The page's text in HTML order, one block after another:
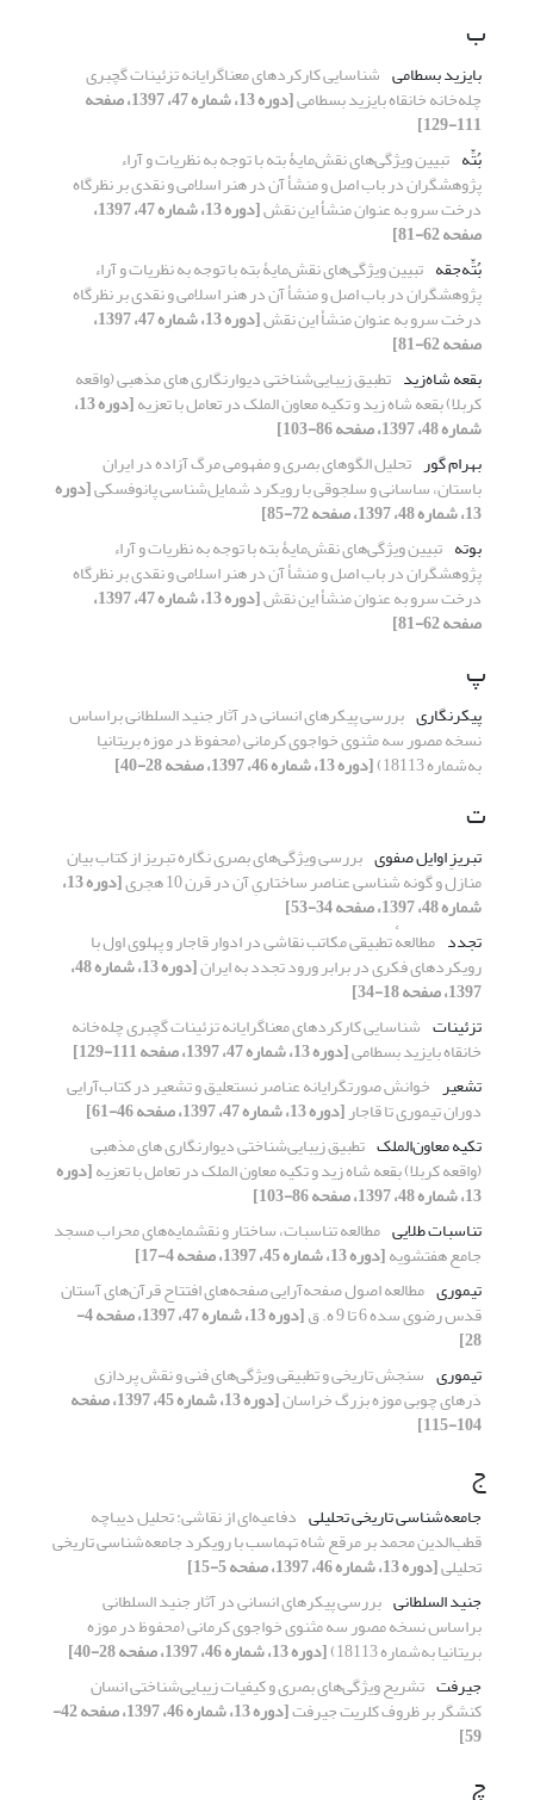
ب
بایزید بسطامی شناسایی کارکردهای معناگرایانه تزئینات گچبری
چله‌خانه خانقاه بایزید بسطامی [دوره 13، شماره 47، 1397، صفحه
111-129]
بُتِّه تبیین ویژگی‌های نقش‌مایۀ بته با توجه به نظریات و آراء
پژوهشگران در باب اصل و منشأ آن در هنر اسلامی و نقدی بر نظرگاه
درخت سرو به عنوان منشأ این نقش [دوره 13، شماره 47، 1397،
صفحه 62-81]
بُتِّه‌‌جقه تبیین ویژگی‌های نقش‌مایۀ بته با توجه به نظریات و آراء
پژوهشگران در باب اصل و منشأ آن در هنر اسلامی و نقدی بر نظرگاه
درخت سرو به عنوان منشأ این نقش [دوره 13، شماره 47، 1397،
صفحه 62-81]
بقعه شاه‌زید تطبیق زیبایی‌شناختی دیوارنگاری های مذهبی (واقعه
کربلا) بقعه شاه زید و تکیه معاون الملک در تعامل با تعزیه [دوره 13،
شماره 48، 1397، صفحه 86-103]
بهرام گور تحلیل الگوهای بصری و مفهومی مرگ آزاده در ایران
باستان، ساسانی و سلجوقی با رویکرد شمایل‌شناسی پانوفسکی[دوره
13، شماره 48، 1397، صفحه 72-85]
بوته تبیین ویژگی‌های نقش‌مایۀ بته با توجه به نظریات و آراء
پژوهشگران در باب اصل و منشأ آن در هنر اسلامی و نقدی بر نظرگاه
درخت سرو به عنوان منشأ این نقش [دوره 13، شماره 47، 1397،
صفحه 62-81]
پ
پیکرنگاری بررسی پیکرهای انسانی در آثار جنید السلطانی براساس
نسخه مصور سه مثنوی خواجوی کرمانی (محفوظ در موزه بریتانیا
به‌شماره 18113) [دوره 13، شماره 46، 1397، صفحه 28-40]
ت
تبریزِ اوایل صفوی بررسی ویژگی‌های بصری نگاره تبریز از کتاب بیان
منازل و گونه شناسی عناصر ساختاریِ آن در قرن 10 هجری [دوره 13،
شماره 48، 1397، صفحه 34-53]
تجدد مطالعهٔ تطبیقی مکاتب نقاشی در ادوار قاجار و پهلوی اول با
رویکردهای فکری در برابر ورود تجدد به ایران [دوره 13، شماره 48،
1397، صفحه 18-34]
تزئینات شناسایی کارکردهای معناگرایانه تزئینات گچبری چله‌خانه
خانقاه بایزید بسطامی[دوره 13، شماره 47، 1397، صفحه 111-129]
تشعیر خوانش صورتگرایانه عناصر نستعلیق و تشعیر در کتاب‌آرایی
دوران تیموری تا قاجار[دوره 13، شماره 47، 1397، صفحه 46-61]
تکیه معاون‌الملک تطبیق زیبایی‌شناختی دیوارنگاری های مذهبی
(واقعه کربلا) بقعه شاه زید و تکیه معاون الملک در تعامل با تعزیه[دوره
13، شماره 48، 1397، صفحه 86-103]
تناسبات طلایی مطالعه تناسبات، ساختار و نقشمایه‌های محراب مسجد
جامع هفتشویه[دوره 13، شماره 45، 1397، صفحه 4-17]
تیموری مطالعه اصول صفحه‌آرایی صفحه‌های افتتاح قرآن‌های آستان
قدس رضوی سده 6 تا 9 ه. ق [دوره 13، شماره 47، 1397، صفحه 4-
28]
تیموری سنجش تاریخی و تطبیقی ویژگی‌های فنی و نقش پردازی
دَرهای چوبی موزه بزرگ خراسان [دوره 13، شماره 45، 1397، صفحه
104-115]
ج
جامعه‌شناسی تاریخی تحلیلی دفاعیه‌ای از نقاشی: تحلیل دیباچه
قطب‌الدین محمد بر مرقع شاه تهماسب با رویکرد جامعه‌شناسی تاریخی
تحلیلی[دوره 13، شماره 46، 1397، صفحه 5-15]
جنید السلطانی بررسی پیکرهای انسانی در آثار جنید السلطانی
براساس نسخه مصور سه مثنوی خواجوی کرمانی (محفوظ در موزه
بریتانیا به‌شماره 18113)
[دوره 13، شماره 46، 1397، صفحه 28-40]
جیرفت تشریح ویژگی‌های بصری و کیفیات زیبایی‌شناختی انسان
کنشگر بر ظروف کلریت جیرفت [دوره 13، شماره 46، 1397، صفحه 42-
59]
چ